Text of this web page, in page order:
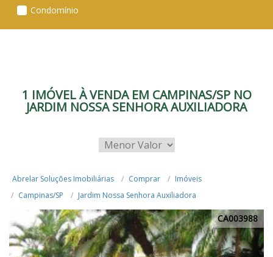
Condomínio
1 IMÓVEL À VENDA EM CAMPINAS/SP NO
JARDIM NOSSA SENHORA AUXILIADORA
Abrelar Soluções Imobiliárias Comprar
Imóveis
Campinas/SP
Jardim Nossa Senhora Auxiliadora
CA003988